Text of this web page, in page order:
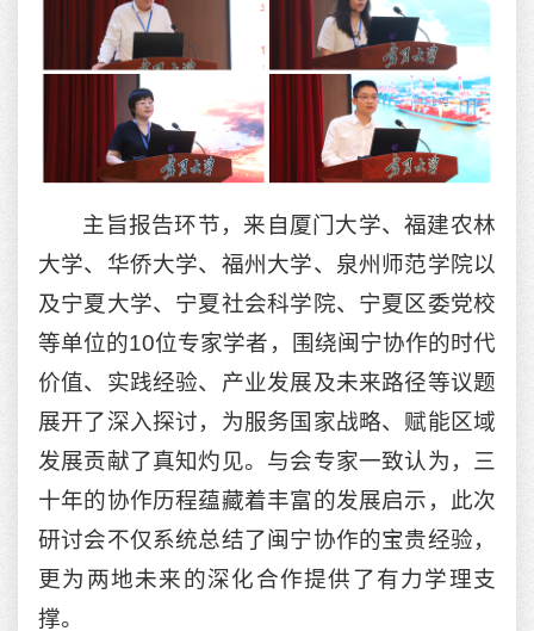
主旨报告环节，来自厦门大学、福建农林
大学、华侨大学、福州大学、泉州师范学院以
及宁夏大学、宁夏社会科学院、宁夏区委党校
等单位的10位专家学者，围绕闽宁协作的时代
价值、实践经验、产业发展及未来路径等议题
展开了深入探讨，为服务国家战略、赋能区域
发展贡献了真知灼见。与会专家一致认为，三
十年的协作历程蕴藏着丰富的发展启示，此次
研讨会不仅系统总结了闽宁协作的宝贵经验，
更为两地未来的深化合作提供了有力学理支
撑。